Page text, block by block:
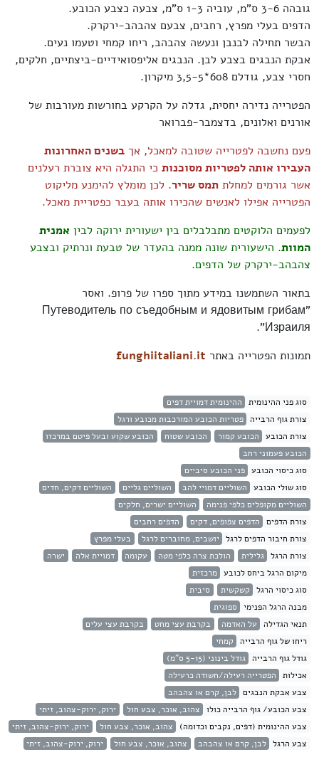
גובהה 3-6 ס"מ, עוביה 1-3 ס"מ, צבעה כצבע הכובע.
הדפים בעלי מפרץ, רחבים, צבעם צהבהב-ירקרק.
הבשר תחילה לבנבן ונעשה צהבהב, ריחו קמחי וטעמו נעים.
אבקת הנבגים בצבע לבן. הנבגים אליפסואידיים-ביצתיים, חלקים,
חסרי צבע, גודלם 608*3,5-5 מיקרון.
הפטרייה נדירה יחסית, גדלה על הקרקע בחורשות מעורבות של
אורנים ואלונים, בדצמבר-פברואר
פעם נחשבה לפטרייה שטובה למאכל, אךבשנים האחרונות
העבירו אותה לפטריות מסוכנותכי התגלה היא צוברת רעלנים
אשר גורמים למחלתתמס שריר. לכן מומלץ להימנע מליקוט
הפטרייה אפילו לאנשים שהכירו אותה בעבר כפטריית מאכל.
לפעמים הלוקטים מתבלבלים בין ישעורית ירוקה לביןאמנית
המוות. הישעורית שונה ממנה בהעדר של טבעת ונרתיק ובצבע
צהבהב-ירקרק של הדפים.
בתאור השתמשנו במידע מתוך ספרו של פרופ. ואסר
"Путеводитель по съедобным и ядовитым грибам
Израиля".
תמונות הפטרייה באתרfunghiitaliani.it
סוג פני ההינומית ההינומית דמויית דפים
צורת גוף הרבייה פטריות הכובע המורכבות מכובע ורגל
צורת הכובע הכובע קמור הכובע שטוח
הכובע שקוע ובעל פיטם במרכזו
הכובע פעמוני רחב
סוג כיסוי הכובע פני הכובע סיביים
סוג שולי הכובע השוליים דמויי להב השוליים גליים
השוליים דקים, חדים
השוליים מקופלים כלפי פנימה
השוליים ישרים, חלקים
צורת הדפים הדפים צפופים, דקים
הדפים רחבים
צורת חיבור הדפים לרגל יושבים, מחוברים לרגל
בעלי מפרץ
צורת הרגל גלילית הולכת צרה כלפי מטה עקומה דמויית אלה
ישרה
מיקום הרגל ביחס לכובע מרכזית
סוג כיסוי הרגל קשקשית
סיבית
מבנה הרגל הפנימי ספוגית
תנאי הגדילה על האדמה בקרבת עצי מחט
בקרבת עצי עלים
ריחו של גוף הרבייה קמחי
גודל גוף הרבייה גודל בינוני (5-15 ס"מ)
אכילות הפטרייה רעילה/חשודה כרעילה
צבע אבקת הנבגים לבן, קרם או צהבהב
צבע הכובע/ גוף הרבייה כולו צהוב, אוכר, צבע חול
ירוק, ירוק-צהוב, זיתי
צבע ההינומית (דפים, נקבים וכדומה) צהוב, אוכר, צבע חול
ירוק, ירוק-צהוב, זיתי
צבע הרגל לבן, קרם או צהבהב צהוב, אוכר, צבע חול ירוק, ירוק-צהוב, זיתי